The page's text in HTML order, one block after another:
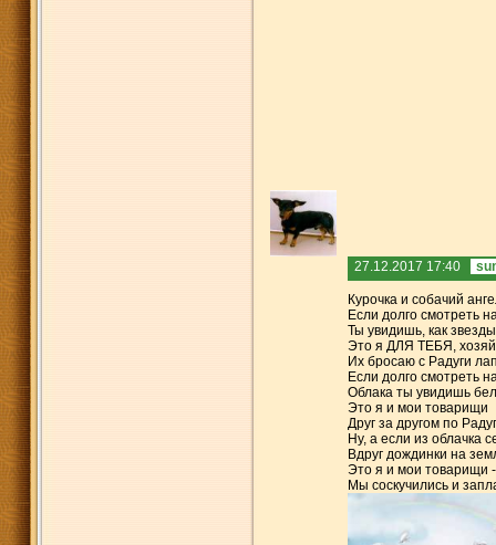
27.12.2017 17:40
Курочка и собачий
Если долго смотреть
Ты увидишь, как
Это я ДЛЯ ТЕБЯ,
Их бросаю с Радуги
Если долго смотреть
Облака ты увидишь
Это я и мои товарищи
Друг за другом по
Ну, а если из облачка
Вдруг дождинки на
Это я и мои товарищи -
Мы соскучились и